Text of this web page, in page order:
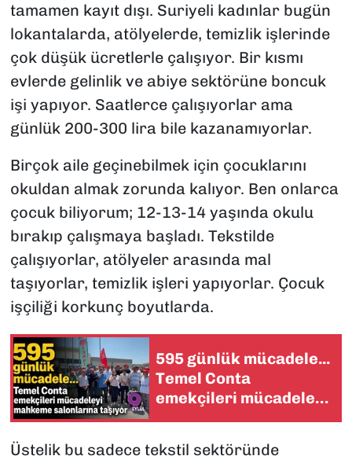
tamamen kayıt dışı. Suriyeli kadınlar bugün
lokantalarda, atölyelerde, temizlik işlerinde
çok düşük ücretlerle çalışıyor. Bir kısmı
evlerde gelinlik ve abiye sektörüne boncuk
işi yapıyor. Saatlerce çalışıyorlar ama
günlük 200-300 lira bile kazanamıyorlar.
Birçok aile geçinebilmek için çocuklarını
okuldan almak zorunda kalıyor. Ben onlarca
çocuk biliyorum; 12-13-14 yaşında okulu
bırakıp çalışmaya başladı. Tekstilde
çalışıyorlar, atölyeler arasında mal
taşıyorlar, temizlik işleri yapıyorlar. Çocuk
işçiliği korkunç boyutlarda.
595 günlük mücadele...
Temel Conta
emekçileri mücadeleyi
Üstelik bu sadece tekstil sektöründe